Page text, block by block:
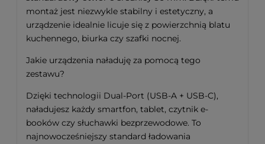
montaż jest niezwykle stabilny i estetyczny, a
urządzenie idealnie licuje się z powierzchnią blatu
kuchennego, biurka czy szafki nocnej.
Jakie urządzenia naładuję za pomocą tego
zestawu?
Dzięki technologii Dual-Port (USB-A + USB-C),
naładujesz każdy smartfon, tablet, czytnik e-
booków czy słuchawki bezprzewodowe. To
najnowocześniejszy standard ładowania